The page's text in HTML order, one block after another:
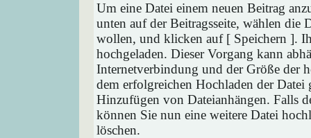
Um eine Datei einem neuen Beitrag
unten auf der Beitragsseite, wählen
wollen, und klicken auf [ Speichern ].
hochgeladen. Dieser Vorgang kann
Internetverbindung und der Größe der
dem erfolgreichen Hochladen der
Hinzufügen von Dateianhängen. Falls
können Sie nun eine weitere Datei
löschen.